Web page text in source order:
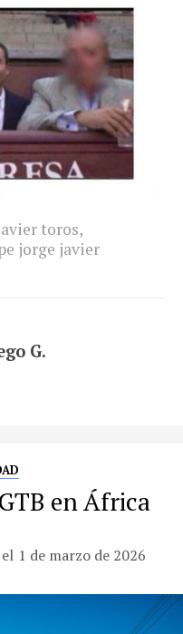
toros,
jorge javier
G.
en África
el 1 de marzo de 2026